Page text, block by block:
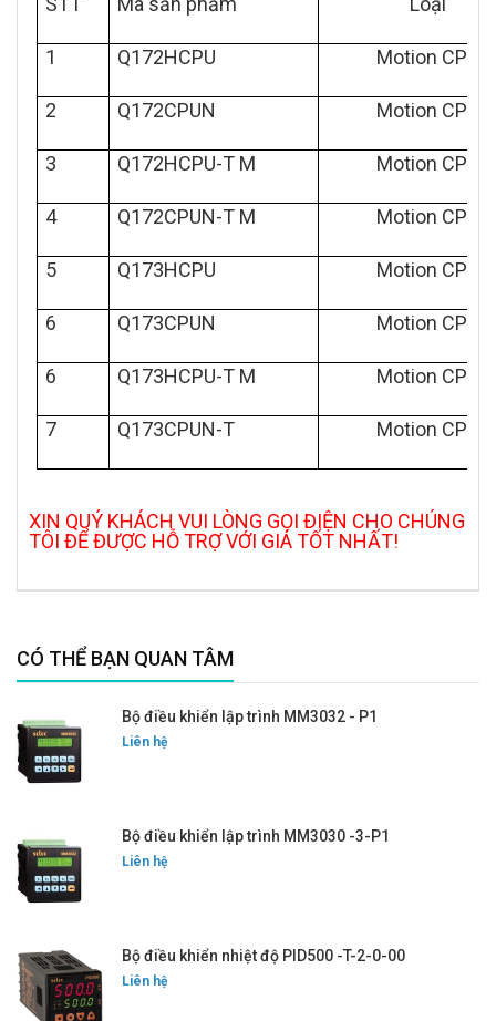
1 Q172HCPU Motion CPU
2 Q172CPUN Motion CPU
3 Q172HCPU-T M Motion CPU
4 Q172CPUN-T M Motion CPU
5 Q173HCPU Motion CPU
6 Q173CPUN Motion CPU
6 Q173HCPU-T M Motion CPU
7 Q173CPUN-T Motion CPU
XIN QUÝ KHÁCH VUI LÒNG GỌI ĐIỆN CHO CHÚNG
TÔI ĐỂ ĐƯỢC HỖ TRỢ VỚI GIÁ TỐT NHẤT!
CÓ THỂ BẠN QUAN TÂM
Bộ điều khiển lập trình MM3032 - P1
Liên hệ
Bộ điều khiển lập trình MM3030 -3-P1
Liên hệ
Bộ điều khiển nhiệt độ PID500 -T-2-0-00
Liên hệ